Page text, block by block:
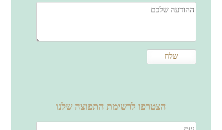
הצטרפו לרשימת התפוצה שלנו